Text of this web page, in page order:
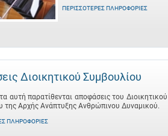
ΠΕΡΙΣΣΌΤΕΡΕΣ ΠΛΗΡΟΦΟΡΊΕΣ
Διοικητικού Συμβουλίου
αυτή παρατίθενται αποφάσεις του Διοικητικού
της Αρχής Ανάπτυξης Ανθρώπινου Δυναμικού.
ΠΛΗΡΟΦΟΡΊΕΣ